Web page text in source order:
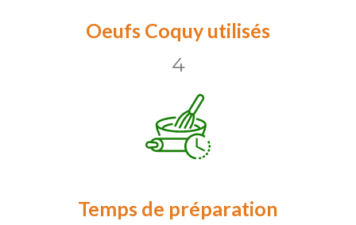
Oeufs Coquy utilisés
4
Temps de préparation